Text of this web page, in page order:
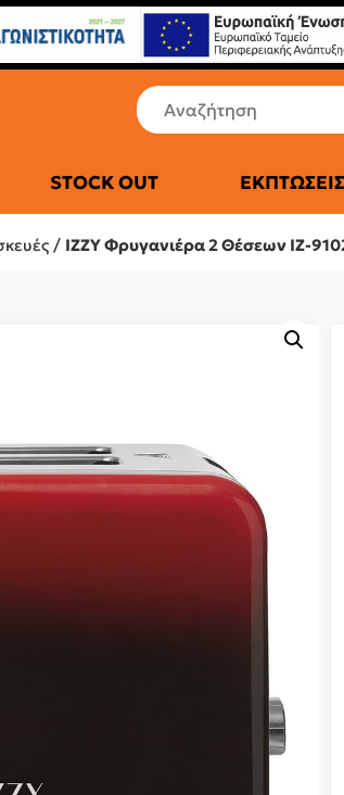
ΕΠΑΓΓΕΛΜΑΤΙΚΆ ΨΥΓΕΊΑ
STOCK OUT ΕΚΠΤΏΣΕΙΣ
/ IZZY Φρυγανιέρα 2 Θέσεων IZ-